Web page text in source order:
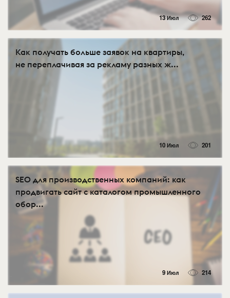
13 Июл 262
Как получать больше заявок на квартиры,
не переплачивая за рекламу разных ж...
10 Июл 201
SEO для производственных компаний: как
продвигать сайт с каталогом промышленного
обор...
9 Июл 214